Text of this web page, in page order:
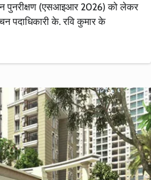
पुनरीक्षण (एसआइआर 2026) को लेकर
पदाधिकारी के. रवि कुमार के